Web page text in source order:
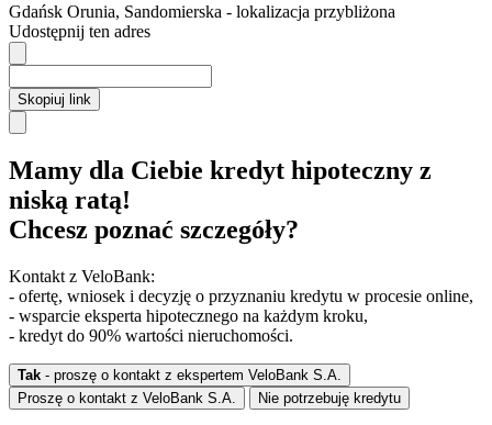
Gdańsk Orunia, Sandomierska - lokalizacja przybliżona
Udostępnij ten adres
Skopiuj link
Mamy dla Ciebie kredyt hipoteczny z
niską ratą!
Chcesz poznać szczegóły?
Kontakt z VeloBank:
- ofertę, wniosek i decyzję o przyznaniu kredytu w procesie online,
- wsparcie eksperta hipotecznego na każdym kroku,
- kredyt do 90% wartości nieruchomości.
Tak - proszę o kontakt z ekspertem VeloBank S.A.
Proszę o kontakt z VeloBank S.A.
Nie potrzebuję kredytu